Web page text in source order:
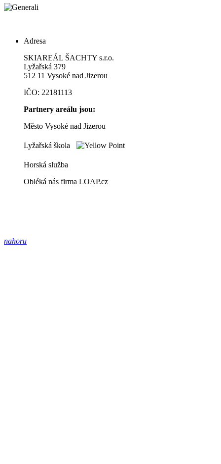
Adresa
SKIAREÁL ŠACHTY s.r.o.
Lyžařská 379
512 11 Vysoké nad Jizerou
IČO: 22181113
Partnery areálu jsou:
Město Vysoké nad Jizerou
Lyžařská škola
Horská služba
Obléká nás firma LOAP.cz
nahoru